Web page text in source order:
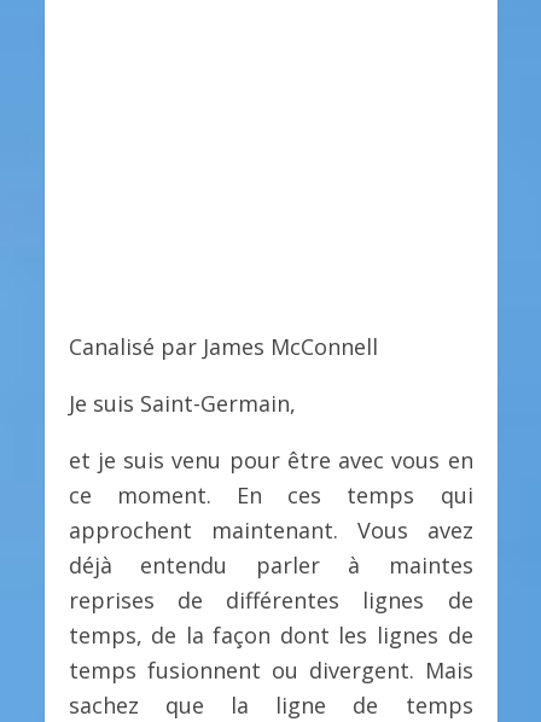
Canalisé par James McConnell
Je suis Saint-Germain,
et je suis venu pour être avec vous en
ce moment. En ces temps qui
approchent maintenant. Vous avez
déjà entendu parler à maintes
reprises de différentes lignes de
temps, de la façon dont les lignes de
temps fusionnent ou divergent. Mais
sachez que la ligne de temps